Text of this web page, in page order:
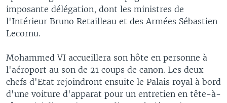
imposante délégation, dont les ministres de
l'Intérieur Bruno Retailleau et des Armées Sébastien
Lecornu.
Mohammed VI accueillera son hôte en personne à
l'aéroport au son de 21 coups de canon. Les deux
chefs d'Etat rejoindront ensuite le Palais royal à bord
d'une voiture d'apparat pour un entretien en tête-à-